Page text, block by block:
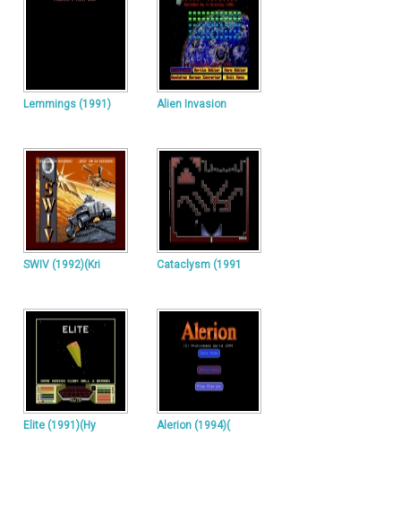
Lemmings (1991) Alien Invasion
SWIV (1992)(Kri Cataclysm (1991
Elite (1991)(Hy Alerion (1994)(